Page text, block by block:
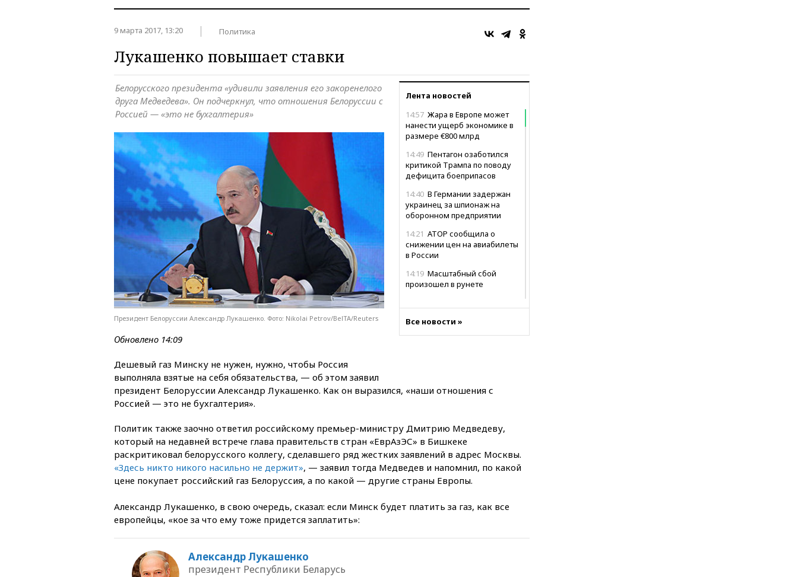
9 марта 2017, 13:20 Политика
Лукашенко повышает ставки
Лента новостей
14:57 Жара в Европе может
нанести ущерб экономике в
размере €800 млрд
14:49 Пентагон озаботился
критикой Трампа по поводу
дефицита боеприпасов
14:40 В Германии задержан
украинец за шпионаж на
оборонном предприятии
14:21 АТОР сообщила о
снижении цен на авиабилеты
в России
14:19 Масштабный сбой
произошел в рунете
санкций
метро
сообщения
Восемь человек
пострадали при наезде
автомобиля на толпу в Омске
ребенка в Раменском
Все новости »
Белорусского президента «удивили заявления его закоренелого
друга Медведева». Он подчеркнул, что отношения Белоруссии с
Россией — «это не бухгалтерия»
Президент Белоруссии Александр Лукашенко. Фото: Nikolai Petrov/BelTA/Reuters
Обновлено 14:09
Дешевый газ Минску не нужен, нужно, чтобы Россия
выполняла взятые на себя обязательства, — об этом заявил
президент Белоруссии Александр Лукашенко. Как он выразился, «наши отношения с
Россией — это не бухгалтерия».
Политик также заочно ответил российскому премьер-министру Дмитрию Медведеву,
который на недавней встрече глава правительств стран «ЕврАзЭС» в Бишкеке
раскритиковал белорусского коллегу, сделавшего ряд жестких заявлений в адрес Москвы.
«Здесь никто никого насильно не держит», — заявил тогда Медведев и напомнил, по какой
цене покупает российский газ Белоруссия, а по какой — другие страны Европы.
Александр Лукашенко, в свою очередь, сказал: если Минск будет платить за газ, как все
европейцы, «кое за что ему тоже придется заплатить»:
Александр Лукашенко
президент Республики Беларусь